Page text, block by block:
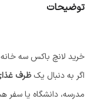
توضیحات
خرید لانچ باکس سه
اگر به دنبال یکظرف
مدرسه، دانشگاه یا سفر